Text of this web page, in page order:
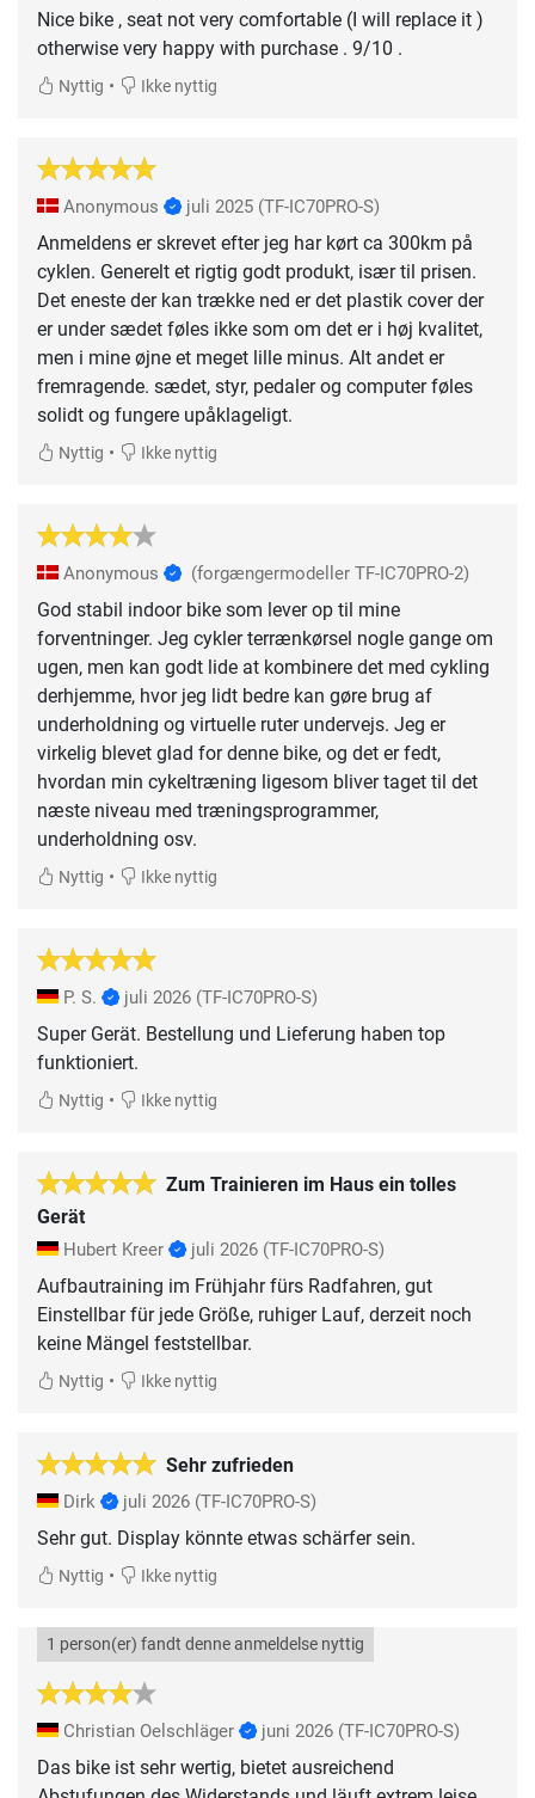
Nice bike , seat not very comfortable (I will replace it )
otherwise very happy with purchase . 9/10 .
Nyttig • Ikke nyttig
Anonymous juli 2025 (TF-IC70PRO-S)
Anmeldens er skrevet efter jeg har kørt ca 300km på
cyklen. Generelt et rigtig godt produkt, især til prisen.
Det eneste der kan trække ned er det plastik cover der
er under sædet føles ikke som om det er i høj kvalitet,
men i mine øjne et meget lille minus. Alt andet er
fremragende. sædet, styr, pedaler og computer føles
solidt og fungere upåklageligt.
Nyttig • Ikke nyttig
Anonymous (forgængermodeller TF-IC70PRO-2)
God stabil indoor bike som lever op til mine
forventninger. Jeg cykler terrænkørsel nogle gange om
ugen, men kan godt lide at kombinere det med cykling
derhjemme, hvor jeg lidt bedre kan gøre brug af
underholdning og virtuelle ruter undervejs. Jeg er
virkelig blevet glad for denne bike, og det er fedt,
hvordan min cykeltræning ligesom bliver taget til det
næste niveau med træningsprogrammer,
underholdning osv.
Nyttig • Ikke nyttig
P. S. juli 2026 (TF-IC70PRO-S)
Super Gerät. Bestellung und Lieferung haben top
funktioniert.
Nyttig • Ikke nyttig
Zum Trainieren im Haus ein tolles
Gerät
Hubert Kreer juli 2026 (TF-IC70PRO-S)
Aufbautraining im Frühjahr fürs Radfahren, gut
Einstellbar für jede Größe, ruhiger Lauf, derzeit noch
keine Mängel feststellbar.
Nyttig • Ikke nyttig
Sehr zufrieden
Dirk juli 2026 (TF-IC70PRO-S)
Sehr gut. Display könnte etwas schärfer sein.
Nyttig • Ikke nyttig
1 person(er) fandt denne anmeldelse nyttig
Christian Oelschläger juni 2026 (TF-IC70PRO-S)
Das bike ist sehr wertig, bietet ausreichend